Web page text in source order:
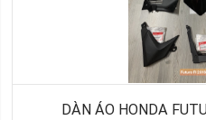
DÀN ÁO HONDA